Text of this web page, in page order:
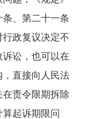
、第二十一条
政复议决定不
讼，也可以在
直接向人民法
责令限期拆除
起诉期限问